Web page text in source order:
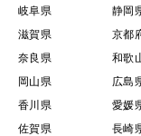
岐阜県
静岡
滋賀県
京都
奈良県
和歌
岡山県
広島
香川県
愛媛
佐賀県
長崎